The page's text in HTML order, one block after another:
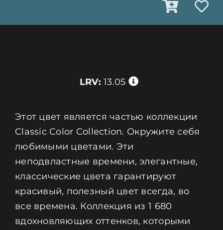
LRV: 13.05
Этот цвет является частью коллекции
Classic Color Collection. Окружите себя
любимыми цветами. Эти
неподвластные времени, элегантные,
классические цвета гарантируют
красивый, полезный цвет всегда, во
все времена. Коллекция из 1 680
вдохновляющих оттенков, которыми